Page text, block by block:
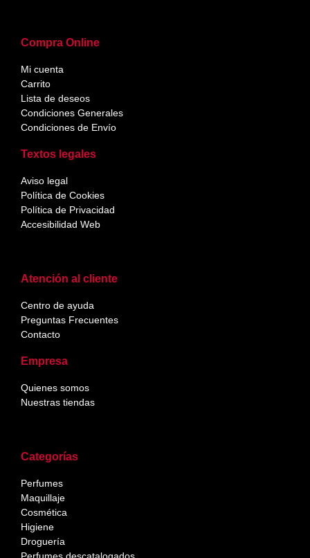
Categorías
Perfumes
Maquillaje
Cosmética
Higiene
Droguería
Atención al cliente
Centro de ayuda
Preguntas Frecuentes
Contacto
Empresa
Quienes somos
Nuestras tiendas
Compra Online
Mi cuenta
Carrito
Lista de deseos
Condiciones Generales
Condiciones de Envío
Textos legales
Aviso legal
Política de Cookies
Política de Privacidad
Accesibilidad Web